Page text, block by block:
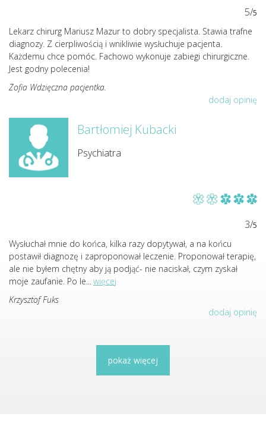
5/5
Lekarz chirurg Mariusz Mazur to dobry specjalista. Stawia trafne
diagnozy. Z cierpliwością i wnikliwie wysłuchuje pacjenta.
Każdemu chce pomóc. Fachowo wykonuje zabiegi chirurgiczne.
Jest godny polecenia!
Zofia Wdzięczna pacjentka.
dodaj opinię
Bartłomiej Kubacki
Psychiatra
3/5
Wysłuchał mnie do końca, kilka razy dopytywał, a na końcu
postawił diagnozę i zaproponował leczenie. Proponował terapię,
ale nie byłem chętny aby ją podjąć- nie naciskał, czym zyskał
moje zaufanie. Po le...więcej
Krzysztof Fuks
dodaj opinię
pokaż więcej